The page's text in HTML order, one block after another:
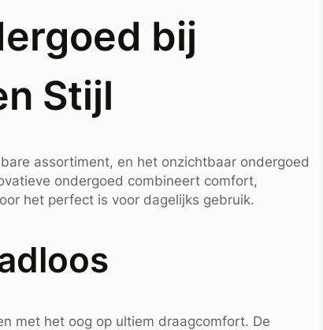
bij
Stijl
assortiment, en het onzichtbaar ondergoed
ondergoed combineert comfort,
het perfect is voor dagelijks gebruik.
met het oog op ultiem draagcomfort. De